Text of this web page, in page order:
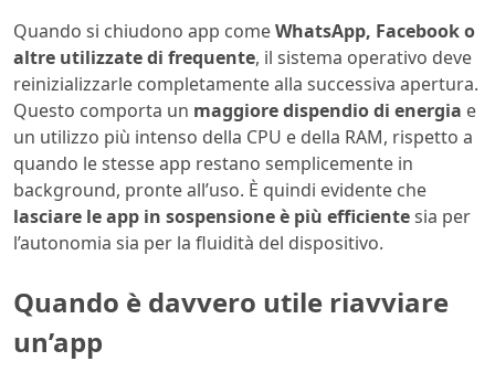
Quando si chiudono app comeWhatsApp, Facebook o
altre utilizzate di frequente, il sistema operativo deve
reinizializzarle completamente alla successiva apertura.
Questo comporta un maggiore dispendio di energia e
un utilizzo più intenso della CPU e della RAM, rispetto a
quando le stesse app restano semplicemente in
background, pronte all’uso. È quindi evidente che
lasciare le app in sospensione è più efficientesia per
l’autonomia sia per la fluidità del dispositivo.
Quando è davvero utile riavviare
un’app